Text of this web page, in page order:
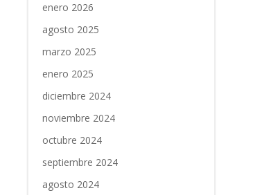
enero 2026
agosto 2025
marzo 2025
enero 2025
diciembre 2024
noviembre 2024
octubre 2024
septiembre 2024
agosto 2024